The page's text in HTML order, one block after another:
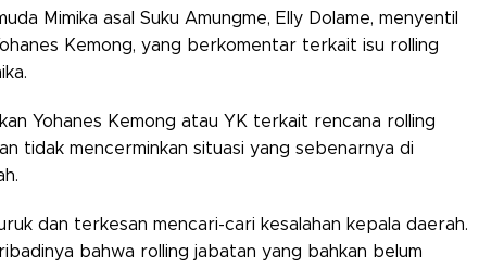
Mimika asal Suku Amungme, Elly Dolame, menyentil
Kemong, yang berkomentar terkait isu rolling
Yohanes Kemong atau YK terkait rencana rolling
tidak mencerminkan situasi yang sebenarnya di
dan terkesan mencari-cari kesalahan kepala daerah.
bahwa rolling jabatan yang bahkan belum